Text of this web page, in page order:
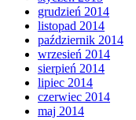
grudzień 2014
listopad 2014
październik 2014
wrzesień 2014
sierpień 2014
lipiec 2014
czerwiec 2014
maj 2014